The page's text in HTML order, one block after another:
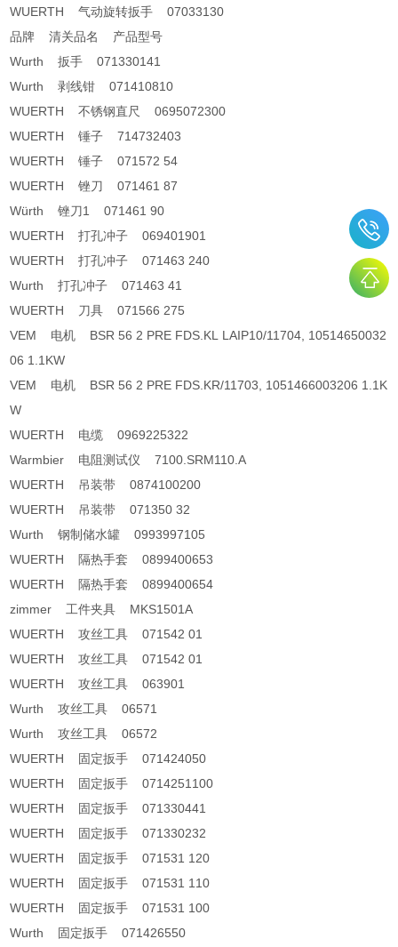
WUERTH 气动旋转扳手 07033130
品牌 清关品名 产品型号
Wurth 扳手 071330141
Wurth 剥线钳 071410810
WUERTH 不锈钢直尺 0695072300
WUERTH 锤子 714732403
WUERTH 锤子 071572 54
WUERTH 锉刀 071461 87
Würth 锉刀1 071461 90
WUERTH 打孔冲子 069401901
WUERTH 打孔冲子 071463 240
Wurth 打孔冲子 071463 41
WUERTH 刀具 071566 275
VEM 电机 BSR 56 2 PRE FDS.KL LAIP10/11704, 10514650032
06 1.1KW
VEM 电机 BSR 56 2 PRE FDS.KR/11703, 1051466003206 1.1K
W
WUERTH 电缆 0969225322
Warmbier 电阻测试仪 7100.SRM110.A
WUERTH 吊装带 0874100200
WUERTH 吊装带 071350 32
Wurth 钢制储水罐 0993997105
WUERTH 隔热手套 0899400653
WUERTH 隔热手套 0899400654
zimmer 工件夹具 MKS1501A
WUERTH 攻丝工具 071542 01
WUERTH 攻丝工具 071542 01
WUERTH 攻丝工具 063901
Wurth 攻丝工具 06571
Wurth 攻丝工具 06572
WUERTH 固定扳手 071424050
WUERTH 固定扳手 0714251100
WUERTH 固定扳手 071330441
WUERTH 固定扳手 071330232
WUERTH 固定扳手 071531 120
WUERTH 固定扳手 071531 110
WUERTH 固定扳手 071531 100
Wurth 固定扳手 071426550